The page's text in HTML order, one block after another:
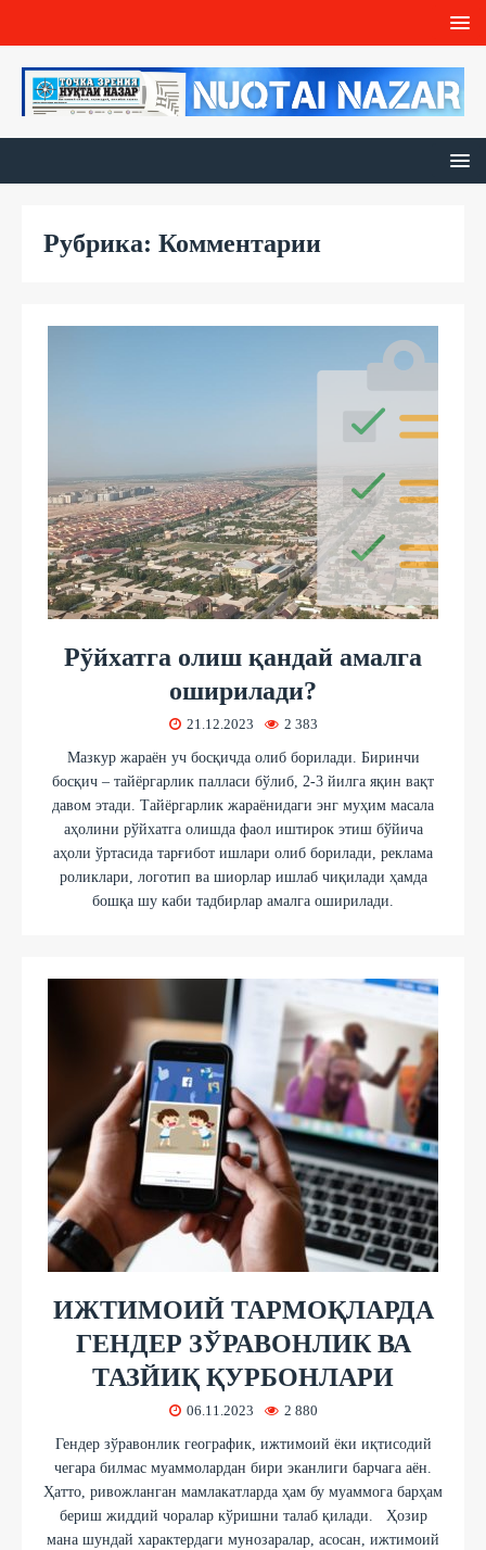
Рубрика: Комментарии
Рўйхатга олиш қандай амалга
оширилади?
21.12.2023 2 383
Мазкур жараён уч босқичда олиб борилади. Биринчи
босқич – тайёргарлик палласи бўлиб, 2-3 йилга яқин вақт
давом этади. Тайёргарлик жараёнидаги энг муҳим масала
аҳолини рўйхатга олишда фаол иштирок этиш бўйича
аҳоли ўртасида тарғибот ишлари олиб борилади, реклама
роликлари, логотип ва шиорлар ишлаб чиқилади ҳамда
бошқа шу каби тадбирлар амалга оширилади.
ИЖТИМОИЙ ТАРМОҚЛАРДА
ГЕНДЕР ЗЎРАВОНЛИК ВА
ТАЗЙИҚ ҚУРБОНЛАРИ
06.11.2023 2 880
Гендер зўравонлик географик, ижтимоий ёки иқтисодий
чегара билмас муаммолардан бири эканлиги барчага аён.
Ҳатто, ривожланган мамлакатларда ҳам бу муаммога барҳам
бериш жиддий чоралар кўришни талаб қилади. Ҳозир
мана шундай характердаги мунозаралар, асосан, ижтимоий